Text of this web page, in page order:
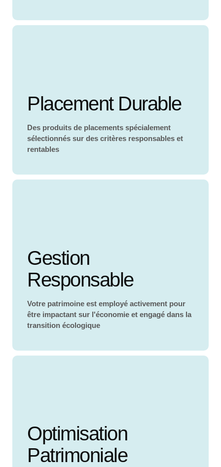
Placement Durable
Des produits de placements spécialement
sélectionnés sur des critères responsables et
rentables
Gestion
Responsable
Votre patrimoine est employé activement pour
être impactant sur l'économie et engagé dans la
transition écologique
Optimisation
Patrimoniale